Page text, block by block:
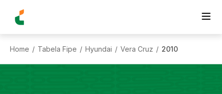
Home / Tabela Fipe / Hyundai / Vera Cruz / 2010